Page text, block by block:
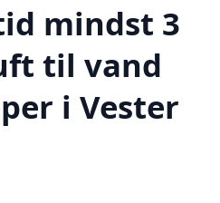
mindst 3
til vand
i Vester